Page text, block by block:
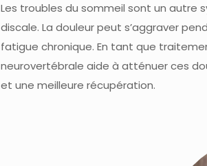
Les troubles du sommeil sont un autre
discale. La douleur peut s’aggraver
fatigue chronique. En tant que
neurovertébrale aide à atténuer ces
et une meilleure récupération.